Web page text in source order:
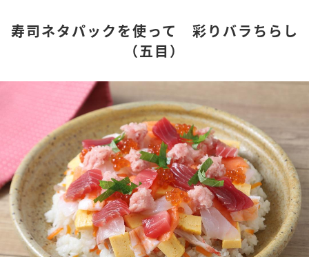
商品情報
酢 調味酢
お酢ドリンク ぽん酢
みりん風・料理酒 鍋用調味料
キャンペーン情報
ブランド・スペシャルサイト
ブランド・スペシャルサイト トップ
商品ブランドサイト
Fibee（ファイビー）
企業情報
寿司ネタパックを使って 彩りバラちらし
（五目）